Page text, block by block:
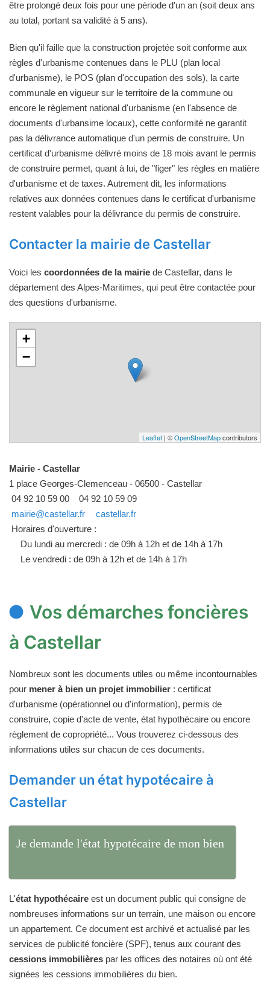
être prolongé deux fois pour une période d'un an (soit deux ans
au total, portant sa validité à 5 ans).
Bien qu'il faille que la construction projetée soit conforme aux
règles d'urbanisme contenues dans le PLU (plan local
d'urbanisme), le POS (plan d'occupation des sols), la carte
communale en vigueur sur le territoire de la commune ou
encore le règlement national d'urbanisme (en l'absence de
documents d'urbansime locaux), cette conformité ne garantit
pas la délivrance automatique d'un permis de construire. Un
certificat d'urbanisme délivré moins de 18 mois avant le permis
de construire permet, quant à lui, de "figer" les règles en matière
d'urbanisme et de taxes. Autrement dit, les informations
relatives aux données contenues dans le certificat d'urbanisme
restent valables pour la délivrance du permis de construire.
Contacter la mairie de Castellar
Voici les coordonnées de la mairie de Castellar, dans le
département des Alpes-Maritimes, qui peut être contactée pour
des questions d'urbanisme.
+
−
Leaflet | ©OpenStreetMapcontributors
Mairie - Castellar
1 place Georges-Clemenceau - 06500 - Castellar
04 92 10 59 00
04 92 10 59 09
mairie@castellar.fr
castellar.fr
Horaires d'ouverture :
Du lundi au mercredi : de 09h à 12h et de 14h à 17h
Le vendredi : de 09h à 12h et de 14h à 17h
Vos démarches foncières
à Castellar
Nombreux sont les documents utiles ou même incontournables
pour mener à bien un projet immobilier : certificat
d'urbanisme (opérationnel ou d'information), permis de
construire, copie d'acte de vente, état hypothécaire ou encore
règlement de copropriété... Vous trouverez ci-dessous des
informations utiles sur chacun de ces documents.
Demander un état hypotécaire à
Castellar
Je demande l'état hypotécaire de mon bien
L'état hypothécaire est un document public qui consigne de
nombreuses informations sur un terrain, une maison ou encore
un appartement. Ce document est archivé et actualisé par les
services de publicité foncière (SPF), tenus aux courant des
cessions immobilières par les offices des notaires où ont été
signées les cessions immobilières du bien.